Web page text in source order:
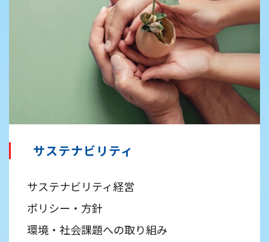
サステナビリティ
サステナビリティ経営
ポリシー・方針
環境・社会課題への取り組み